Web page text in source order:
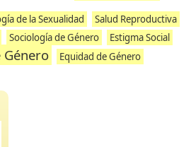
de la Sexualidad
Salud Reproductiva
Sociología de Género Estigma Social
Equidad de Género